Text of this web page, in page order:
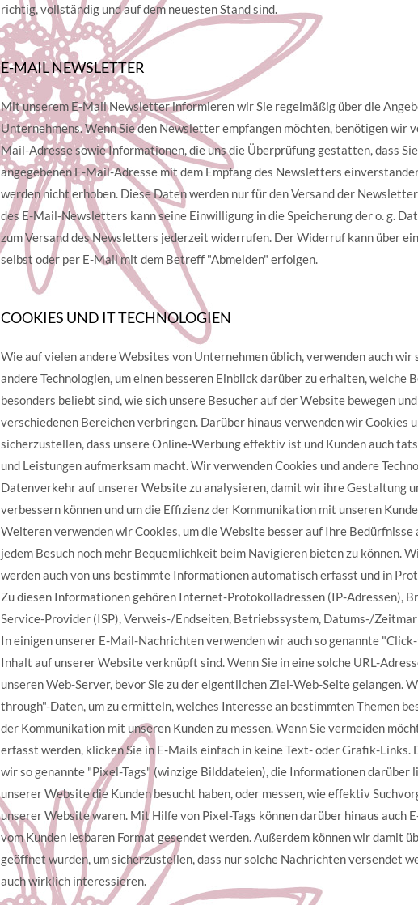
richtig, vollständig und auf dem neuesten Stand sind.
E-MAIL NEWSLETTER
Mit unserem E-Mail Newsletter informieren wir Sie regelmäßig über die
Unternehmens. Wenn Sie den Newsletter empfangen möchten, benötigen wir
Mail-Adresse sowie Informationen, die uns die Überprüfung gestatten, dass
angegebenen E-Mail-Adresse mit dem Empfang des Newsletters
werden nicht erhoben. Diese Daten werden nur für den Versand der
des E-Mail-Newsletters kann seine Einwilligung in die Speicherung der o. g.
zum Versand des Newsletters jederzeit widerrufen. Der Widerruf kann über
selbst oder per E-Mail mit dem Betreff "Abmelden" erfolgen.
COOKIES UND IT TECHNOLOGIEN
Wie auf vielen andere Websites von Unternehmen üblich, verwenden auch wir
andere Technologien, um einen besseren Einblick darüber zu erhalten, welche
besonders beliebt sind, wie sich unsere Besucher auf der Website bewegen
verschiedenen Bereichen verbringen. Darüber hinaus verwenden wir Cookies
sicherzustellen, dass unsere Online-Werbung effektiv ist und Kunden auch
und Leistungen aufmerksam macht. Wir verwenden Cookies und andere
Datenverkehr auf unserer Website zu analysieren, damit wir ihre Gestaltung
verbessern können und um die Effizienz der Kommunikation mit unseren
Weiteren verwenden wir Cookies, um die Website besser auf Ihre Bedürfnisse
jedem Besuch noch mehr Bequemlichkeit beim Navigieren bieten zu können.
werden auch von uns bestimmte Informationen automatisch erfasst und in
Zu diesen Informationen gehören Internet-Protokolladressen (IP-Adressen),
Service-Provider (ISP), Verweis-/Endseiten, Betriebssystem, Datums-/
In einigen unserer E-Mail-Nachrichten verwenden wir auch so genannte
Inhalt auf unserer Website verknüpft sind. Wenn Sie in eine solche URL-
unseren Web-Server, bevor Sie zu der eigentlichen Ziel-Web-Seite gelangen.
through"-Daten, um zu ermitteln, welches Interesse an bestimmten Themen
der Kommunikation mit unseren Kunden zu messen. Wenn Sie vermeiden
erfasst werden, klicken Sie in E-Mails einfach in keine Text- oder Grafik-Links.
wir so genannte "Pixel-Tags" (winzige Bilddateien), die Informationen darüber
unserer Website die Kunden besucht haben, oder messen, wie effektiv
unserer Website waren. Mit Hilfe von Pixel-Tags können darüber hinaus auch
vom Kunden lesbaren Format gesendet werden. Außerdem können wir damit
geöffnet wurden, um sicherzustellen, dass nur solche Nachrichten versendet
auch wirklich interessieren.